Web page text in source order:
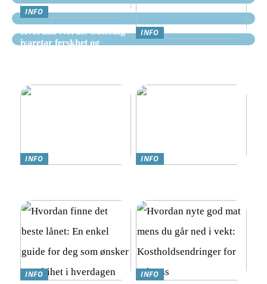
INFO
Hvordan Nordic Catering
ivaretar ferskhet og
INFO
INFO
INFO
INFO
INFO